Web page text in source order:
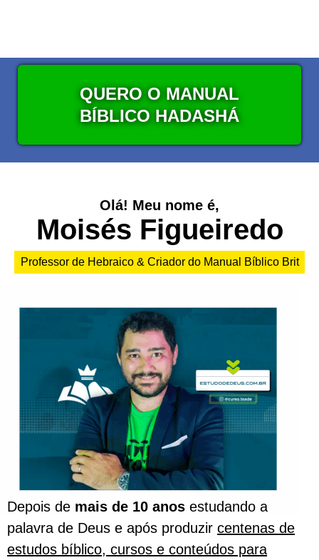
QUERO O MANUAL
BÍBLICO HADASHÁ
Olá! Meu nome é,
Moisés Figueiredo
Professor de Hebraico & Criador do Manual Bíblico Brit
Depois de mais de 10 anos estudando a
palavra de Deus e após produzir centenas de
estudos bíblico, cursos e conteúdos para